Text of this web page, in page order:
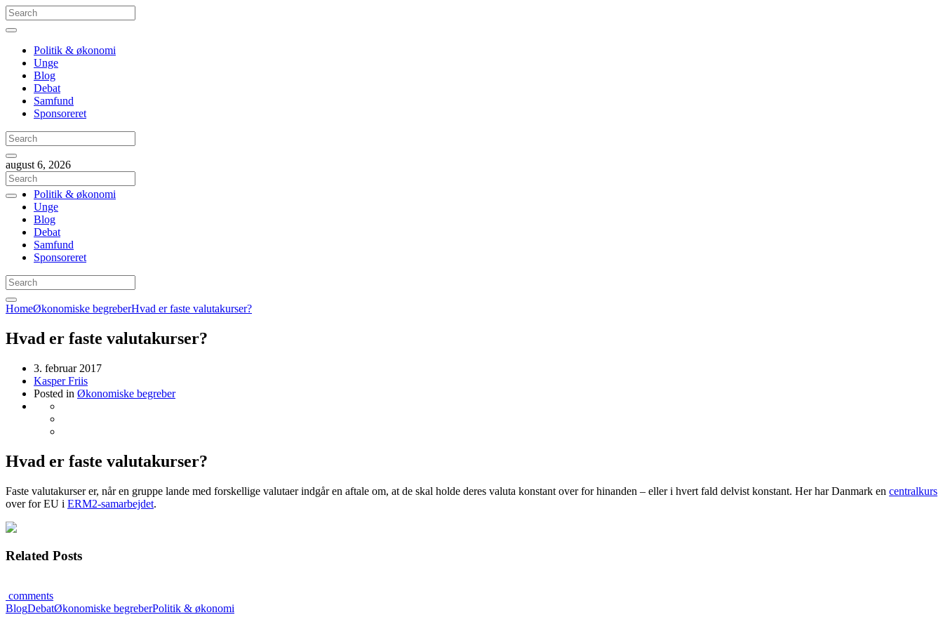
Politik & økonomi
Unge
Blog
Debat
Samfund
Sponsoreret
august 6, 2026
Politik & økonomi
Unge
Blog
Debat
Samfund
Sponsoreret
HomeØkonomiske begreberHvad er faste valutakurser?
Hvad er faste valutakurser?
3. februar 2017
Kasper Friis
Posted in Økonomiske begreber
Hvad er faste valutakurser?
Faste valutakurser er, når en gruppe lande med forskellige valutaer indgår en aftale om, at de skal holde deres valuta konstant over for hinanden – eller i hvert fald delvist konstant. Her har Danmark en centralkurs
over for EU i ERM2-samarbejdet.
Related Posts
comments
BlogDebatØkonomiske begreberPolitik & økonomi